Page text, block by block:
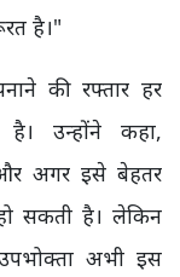
है।"
की रफ्तार हर
उन्होंने कहा,
अगर इसे बेहतर
सकती है। लेकिन
अभी इस